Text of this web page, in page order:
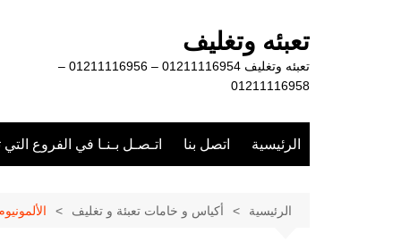
تعبئه وتغليف
تعبئه وتغليف 01211116954 – 01211116956 –
01211116958
الرئيسية اتصل بنا اتـصـل بـنـا في الفروع
الرئيسية أكياس و خامات تعبئة و تغليف